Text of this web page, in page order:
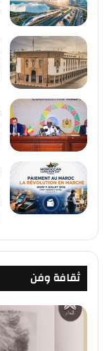
ثقافة وفن